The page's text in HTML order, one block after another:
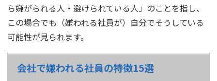
ら嫌がられる人・避けられている人」のことを指し、
この場合でも（嫌われる社員が）自分でそうしている
可能性が見られます。
会社で嫌われる社員の特徴15選